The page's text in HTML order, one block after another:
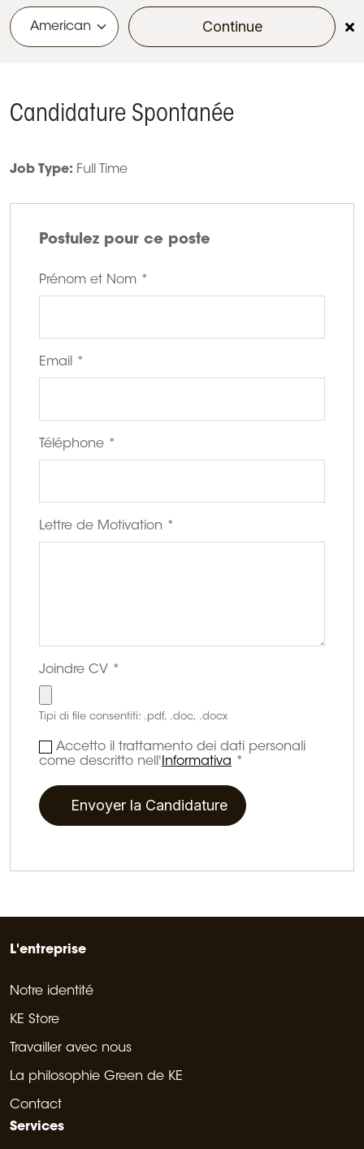
Continue
Candidature Spontanée
Job Type: Full Time
Postulez pour ce poste
Prénom et Nom *
Email *
Téléphone *
Lettre de Motivation *
Joindre CV *
Tipi di file consentiti: .pdf, .doc, .docx
Accetto il trattamento dei dati personali
come descritto nell' Informativa *
L'entreprise
Notre identité
KE Store
Travailler avec nous
La philosophie Green de KE
Contact
Services